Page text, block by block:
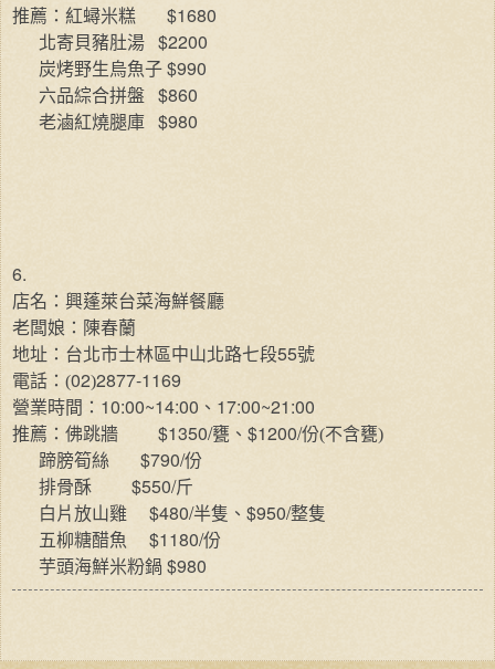
推薦：紅蟳米糕
$1680
北寄貝豬肚湯 $2200
炭烤野生烏魚子 $990
六品綜合拼盤 $860
老滷紅燒腿庫 $980
6.
店名：興蓬萊台菜海鮮餐廳
老闆娘：陳春蘭
地址：台北市士林區中山北路七段55號
電話：(02)2877-1169
營業時間： 10:00~14:00 、 17:00~21:00
推薦：佛跳牆 $1350/甕、 $1200/份(不含甕)
蹄膀筍絲
$790/份
排骨酥
$550/斤
白片放山雞
$480/半隻、 $950/整隻
五柳糖醋魚
$1180/份
芋頭海鮮米粉鍋 $980